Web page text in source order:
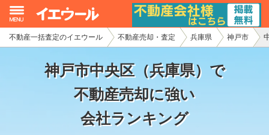
不動産一括査定のイエウール 不動産売却・査定 兵庫県 神戸市
神戸市中央区（兵庫県）で
不動産売却に強い
会社ランキング
イエウール加盟希望の不動産会社様
初めての方へ
不動産売却の流れ